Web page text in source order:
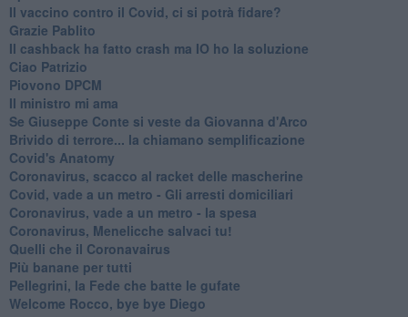
​Il vaccino contro il Covid, ci si potrà fidare?
Grazie Pablito
Il cashback ha fatto crash ma IO ho la soluzione
Ciao Patrizio
Piovono DPCM
Il ministro mi ama
Se Giuseppe Conte si veste da Giovanna d'Arco
Brivido di terrore... la chiamano semplificazione
Covid's Anatomy
Coronavirus, scacco al racket delle mascherine
Covid, vade a un metro - Gli arresti domiciliari
Coronavirus, vade a un metro - la spesa
Coronavirus, Menelicche salvaci tu!
Quelli che il Coronavairus
Più banane per tutti
Pellegrini, la Fede che batte le gufate
Welcome Rocco, bye bye Diego